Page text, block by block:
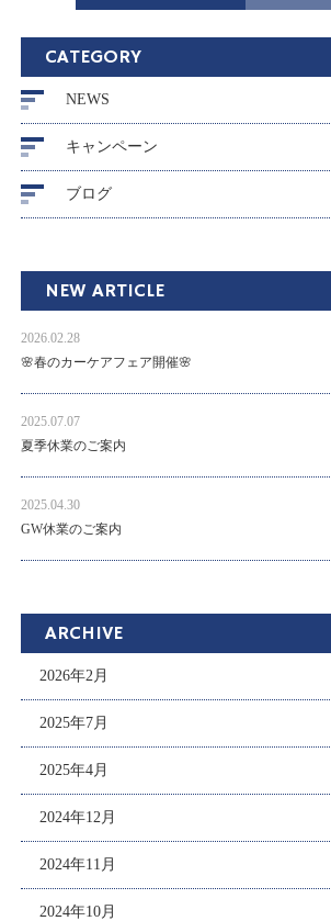
CATEGORY
NEWS
キャンペーン
ブログ
NEW ARTICLE
2026.02.28
🌸春のカーケアフェア開催🌸
2025.07.07
夏季休業のご案内
2025.04.30
GW休業のご案内
ARCHIVE
2026年2月
2025年7月
2025年4月
2024年12月
2024年11月
2024年10月